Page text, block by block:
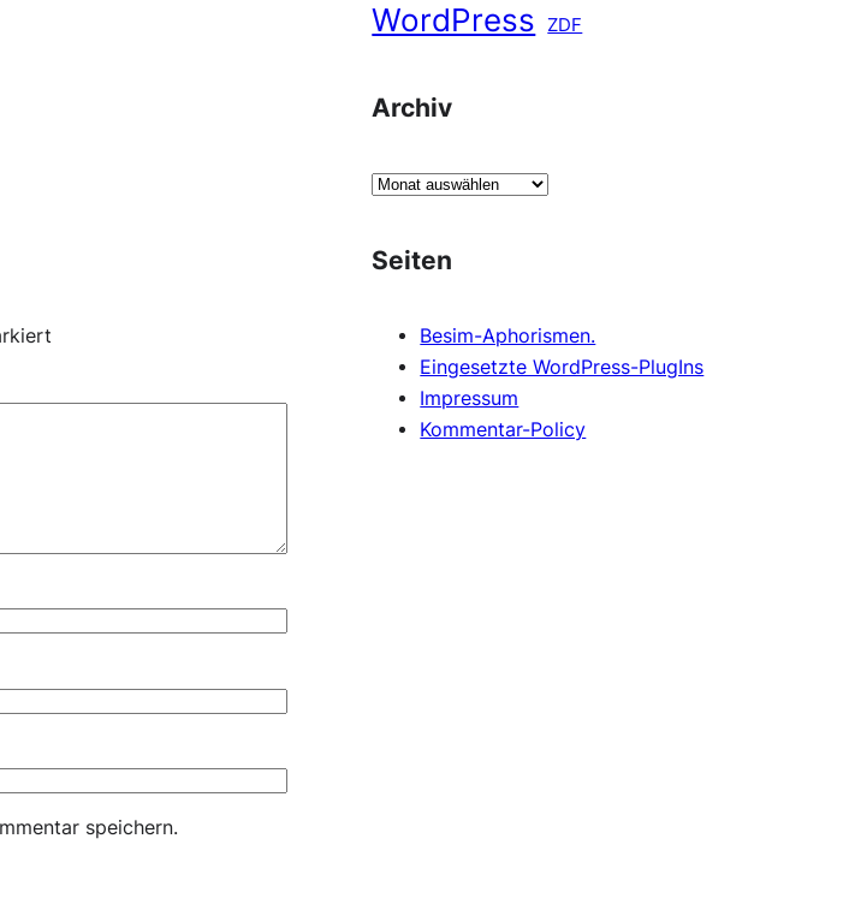
speichern.
WordPress ZDF
Archiv
A
h
Seiten
Besim-Aphorismen.
Eingesetzte WordPress-PlugIns
Impressum
Kommentar-Policy